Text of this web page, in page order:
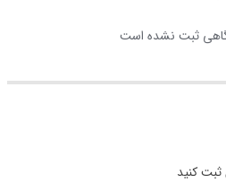
ثبت نشده است
کنید